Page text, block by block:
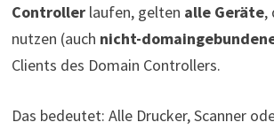
Controller laufen, gelten alle Geräte,
nutzen (auch nicht-
Clients des Domain Controllers.
Das bedeutet: Alle Drucker, Scanner